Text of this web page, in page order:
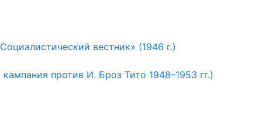
вестник» (1946 г.)
против И. Броз Тито 1948–1953 гг.)